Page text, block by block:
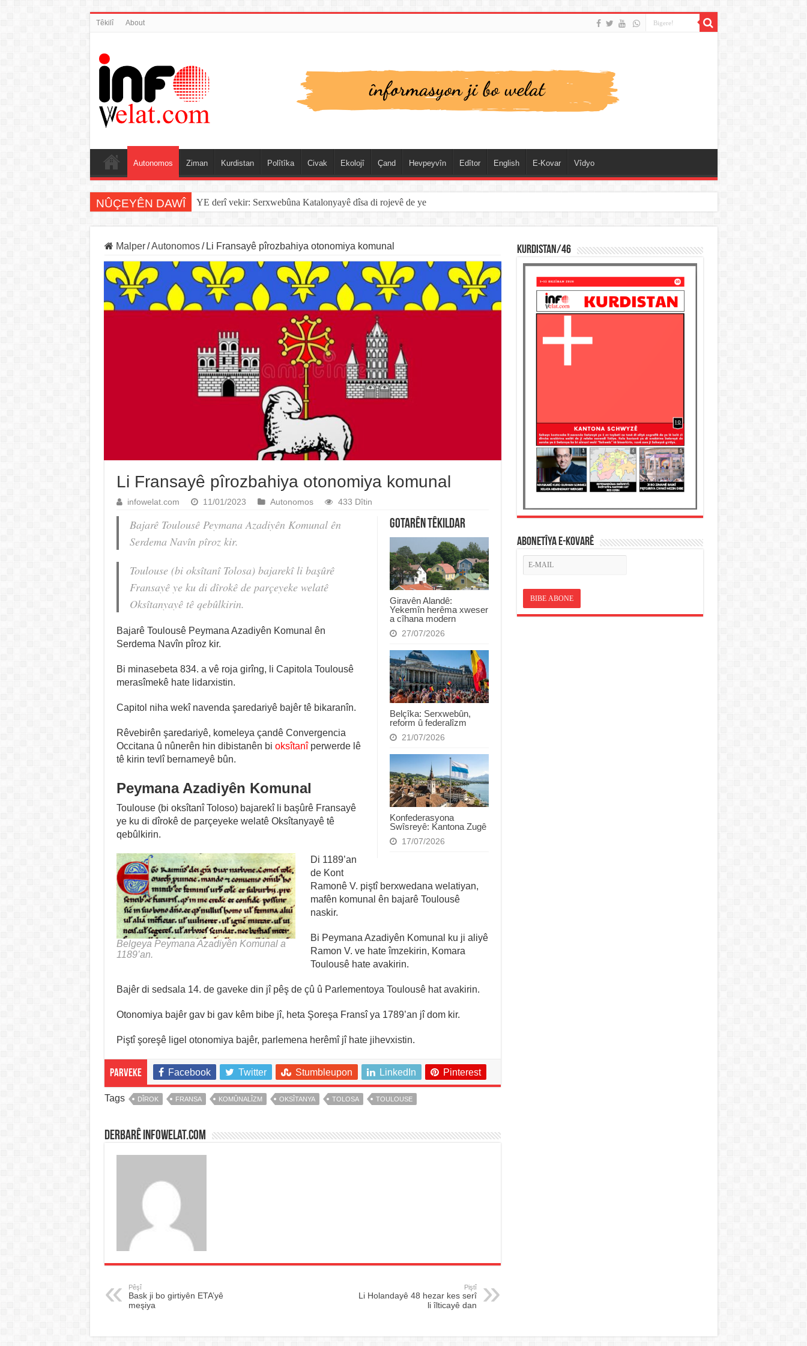
Têkilî About
Autonomos Ziman Kurdistan Polîtîka Civak Ekolojî Çand Hevpeyvîn Edîtor English E-Kovar Vîdyo
NÛÇEYÊN DAWÎ YE derî vekir: Serxwebûna Katalonyayê dîsa di rojevê de ye
Malper / Autonomos / Li Fransayê pîrozbahiya otonomiya komunal
Li Fransayê pîrozbahiya otonomiya komunal
infowelat.com 11/01/2023 Autonomos 433 Dîtin
Gotarên Têkildar
Giravên Alandê:
Yekemîn herêma xweser
a cîhana modern
27/07/2026
Belçîka: Serxwebûn,
reform û federalîzm
21/07/2026
Konfederasyona
Swîsreyê: Kantona Zugê
17/07/2026
Bajarê Toulousê Peymana Azadiyên Komunal ên
Serdema Navîn pîroz kir.
Toulouse (bi oksîtanî Tolosa) bajarekî li başûrê
Fransayê ye ku di dîrokê de parçeyeke welatê
Oksîtanyayê tê qebûlkirin.
Bajarê Toulousê Peymana Azadiyên Komunal ên
Serdema Navîn pîroz kir.
Bi minasebeta 834. a vê roja girîng, li Capitola Toulousê
merasîmekê hate lidarxistin.
Capitol niha wekî navenda şaredariyê bajêr tê bikaranîn.
Rêvebirên şaredariyê, komeleya çandê Convergencia
Occitana û nûnerên hin dibistanên bi oksîtanîperwerde lê
tê kirin tevlî bernameyê bûn.
Peymana Azadiyên Komunal
Toulouse (bi oksîtanî Toloso) bajarekî li başûrê Fransayê
ye ku di dîrokê de parçeyeke welatê Oksîtanyayê tê
qebûlkirin.
Belgeya Peymana Azadiyên Komunal a
1189’an.
Di 1189’an
de Kont
Ramonê V. piştî berxwedana welatiyan,
mafên komunal ên bajarê Toulousê
naskir.
Bi Peymana Azadiyên Komunal ku ji aliyê
Ramon V. ve hate îmzekirin, Komara
Toulousê hate avakirin.
Bajêr di sedsala 14. de gaveke din jî pêş de çû û Parlementoya Toulousê hat avakirin.
Otonomiya bajêr gav bi gav kêm bibe jî, heta Şoreşa Fransî ya 1789’an jî dom kir.
Piştî şoreşê ligel otonomiya bajêr, parlemena herêmî jî hate jihevxistin.
Parveke Facebook Twitter Stumbleupon LinkedIn Pinterest
Tags DÎROK FRANSA KOMÛNALÎZM OKSÎTANYA TOLOSA TOULOUSE
Derbarê infowelat.com
Pêşî
Bask ji bo girtiyên ETA’yê
meşiya
Piştî
Li Holandayê 48 hezar kes serî
li îlticayê dan
KURDISTAN/46
ABONETÎYA E-KOVARÊ